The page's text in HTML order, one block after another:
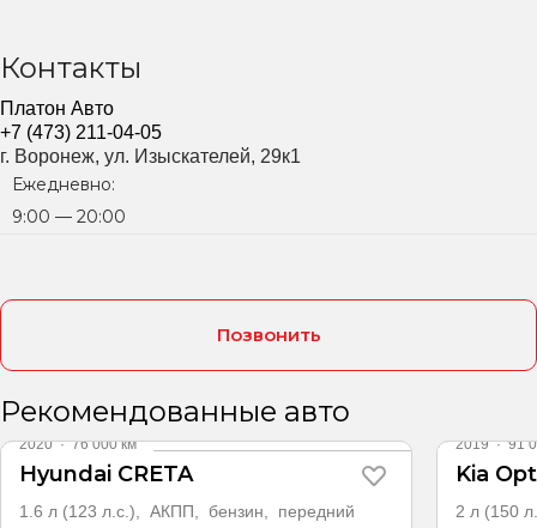
Контакты
Платон Авто
+7 (473) 211-04-05
г. Воронеж, ул. Изыскателей, 29к1
Ежедневно:
9:00 — 20:00
Позвонить
Рекомендованные авто
2020·76 000 км
Hyundai CRETA
1.6 л (123 л.с.), АКПП, бензин, передний
2019·91
Kia
2 л (150